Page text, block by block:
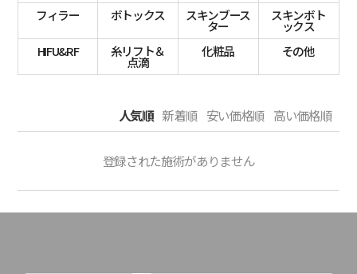
フィラー
ボトックス スキンブース
ター
スキンボト
ックス
HIFU&RF
糸リフト＆
点滴
化粧品 その他
人気順 新着順 安い価格順 高い価格順
登録された施術がありません